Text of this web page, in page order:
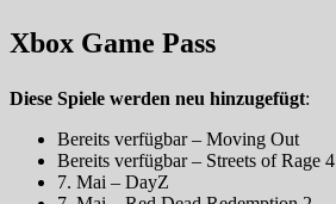
Xbox Game Pass
Diese Spiele werden neu hinzugefügt:
Bereits verfügbar – Moving Out
Bereits verfügbar – Streets of Rage 4
7. Mai – DayZ